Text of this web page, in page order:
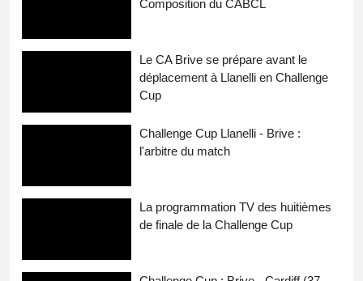
Composition du CABCL
Le CA Brive se prépare avant le
déplacement à Llanelli en Challenge
Cup
Challenge Cup Llanelli - Brive :
l'arbitre du match
La programmation TV des huitièmes
de finale de la Challenge Cup